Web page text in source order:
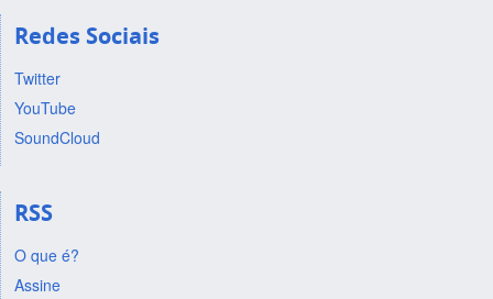
Redes Sociais
Twitter
YouTube
SoundCloud
RSS
O que é?
Assine